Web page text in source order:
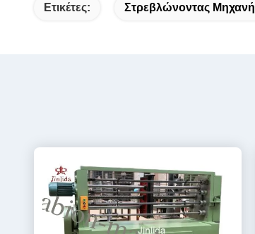
Ετικέτες: Στρεβλώνοντας Μηχανή